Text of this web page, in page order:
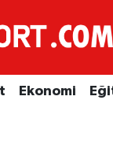
Ekonomi